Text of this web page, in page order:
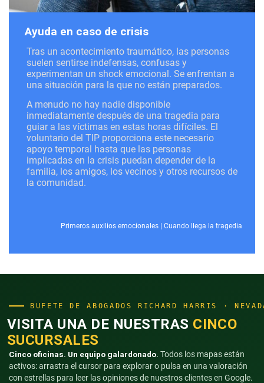
Ayuda en caso de crisis
Tras un acontecimiento traumático, las personas
suelen sentirse indefensas, confusas y
experimentan un shock emocional. Se enfrentan a
una situación para la que no están preparados.
A menudo no hay nadie disponible
inmediatamente después de una tragedia para
guiar a las víctimas en estas horas difíciles. El
voluntario del TIP proporciona este necesario
apoyo temporal hasta que las personas
implicadas en la crisis puedan depender de la
familia, los amigos, los vecinos y otros recursos de
la comunidad.
Primeros auxilios emocionales | Cuando llega la tragedia
BUFETE DE ABOGADOS RICHARD HARRIS ·
VISITA UNA DE NUESTRAS CINCO
SUCURSALES
Cinco oficinas. Un equipo galardonado. Todos los mapas están
activos: arrastra el cursor para explorar o pulsa en una valoración
con estrellas para leer las opiniones de nuestros clientes en Google.